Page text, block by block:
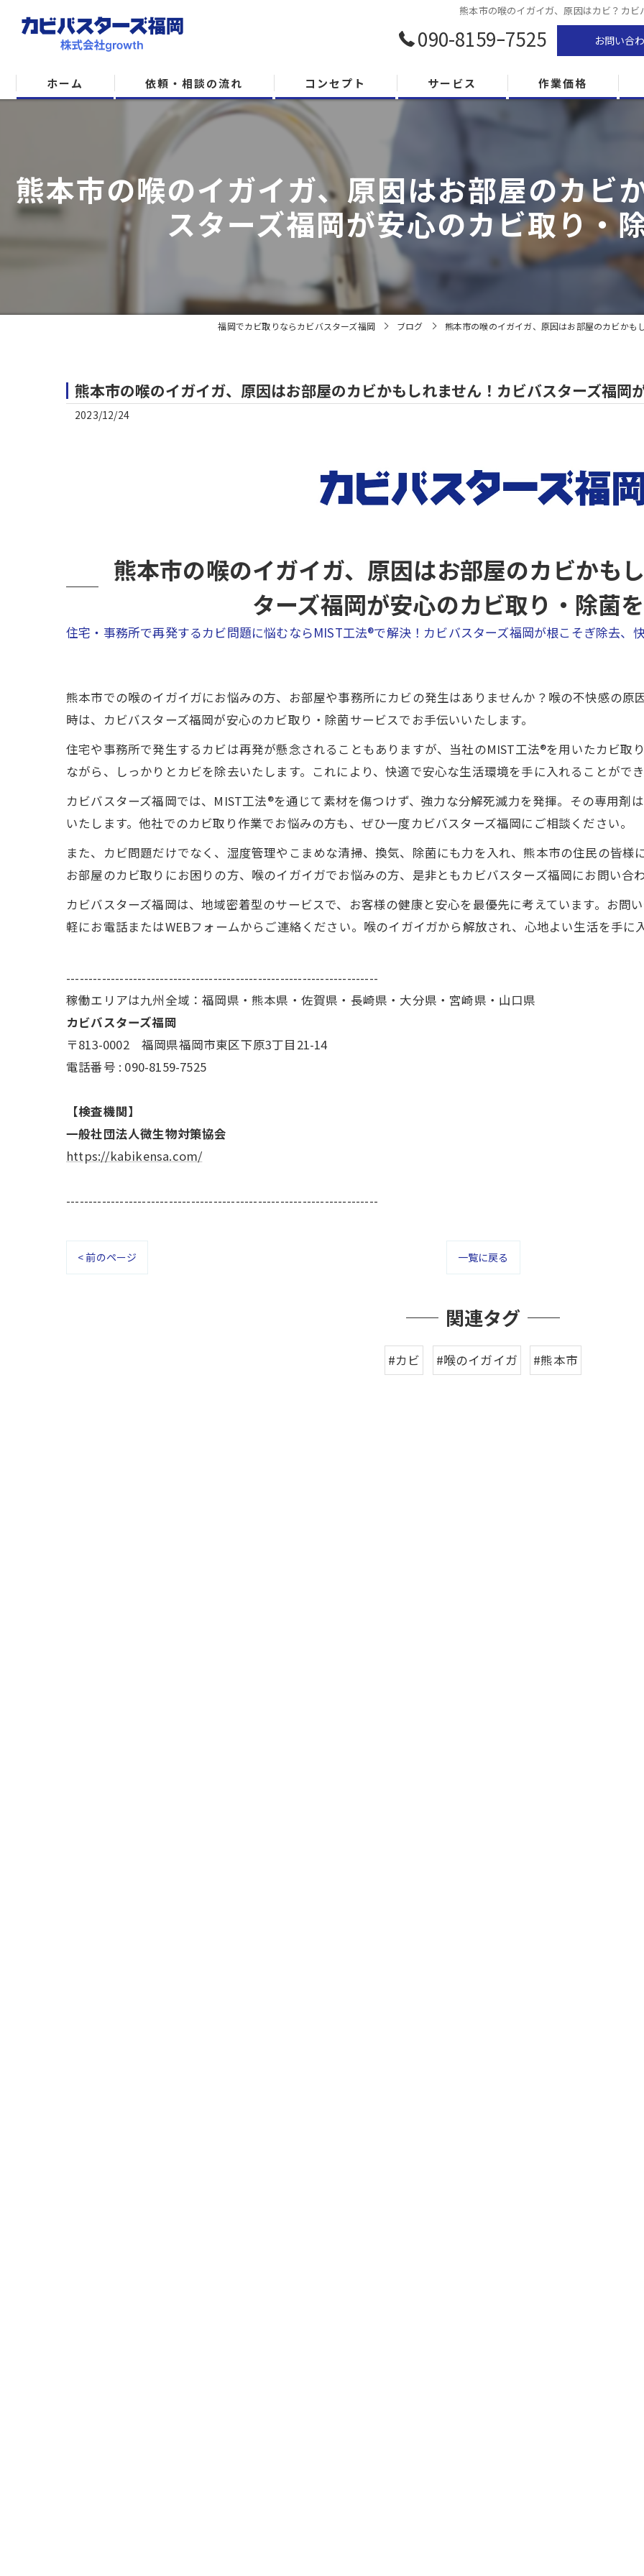
熊本市の喉のイガイガ、原因はカビ？カ
090-8159ｰ7525 お問い合
ホーム 依頼・相談の流れ コンセプト サービス 作業価格
熊本市の喉のイガイガ、原因はお部屋のカビ
スターズ福岡が安心のカビ取り・
福岡でカビ取りならカビバスターズ福岡 ブログ 熊本市の喉のイガイガ、原因はお部屋のカビかも
熊本市の喉のイガイガ、原因はお部屋のカビかもしれません！カビバスターズ福岡
2023/12/24
熊本市の喉のイガイガ、原因はお部屋のカビかも
ターズ福岡が安心のカビ取り・除菌
住宅・事務所で再発するカビ問題に悩むならMIST工法®で解決！カビバスターズ福岡が根こそぎ除去、
熊本市での喉のイガイガにお悩みの方、お部屋や事務所にカビの発生はありませんか？喉の不快感の原
時は、カビバスターズ福岡が安心のカビ取り・除菌サービスでお手伝いいたします。
住宅や事務所で発生するカビは再発が懸念されることもありますが、当社のMIST工法®を用いたカビ取
ながら、しっかりとカビを除去いたします。これにより、快適で安心な生活環境を手に入れることができ
カビバスターズ福岡では、MIST工法®を通じて素材を傷つけず、強力な分解死滅力を発揮。その専用剤
いたします。他社でのカビ取り作業でお悩みの方も、ぜひ一度カビバスターズ福岡にご相談ください。
また、カビ問題だけでなく、湿度管理やこまめな清掃、換気、除菌にも力を入れ、熊本市の住民の皆様
お部屋のカビ取りにお困りの方、喉のイガイガでお悩みの方、是非ともカビバスターズ福岡にお問い合わ
カビバスターズ福岡は、地域密着型のサービスで、お客様の健康と安心を最優先に考えています。お問
軽にお電話またはWEBフォームからご連絡ください。喉のイガイガから解放され、心地よい生活を手に
----------------------------------------------------------------------
稼働エリアは九州全域：福岡県・熊本県・佐賀県・長崎県・大分県・宮崎県・山口県
カビバスターズ福岡
〒813-0002 福岡県福岡市東区下原3丁目21-14
電話番号 : 090-8159-7525
【検査機関】
一般社団法人微生物対策協会
https://kabikensa.com/
----------------------------------------------------------------------
< 前のページ 一覧に戻る
関連タグ
#カビ #喉のイガイガ #熊本市